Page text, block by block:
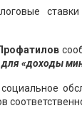
«доходы